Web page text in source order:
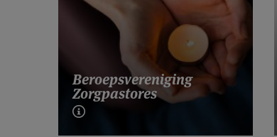
Beroepsvereniging
Zorgpastores